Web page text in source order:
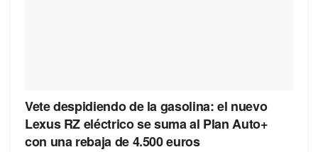
Vete despidiendo de la gasolina: el nuevo
Lexus RZ eléctrico se suma al Plan Auto+
con una rebaja de 4.500 euros